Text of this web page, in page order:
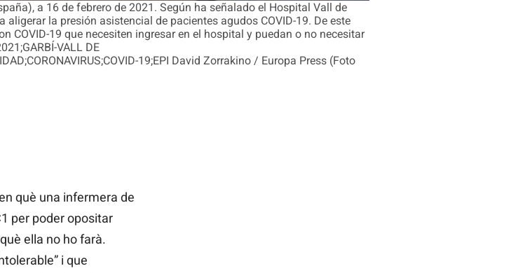
a 16 de febrero de 2021. Según ha señalado el Hospital Vall de
la presión asistencial de pacientes agudos COVID-19. De este
COVID-19 que necesiten ingresar en el hospital y puedan o no necesitar
VALL DE
19;EPI David Zorrakino / Europa Press (Foto
què una infermera de
per poder opositar
ella no ho farà.
i que